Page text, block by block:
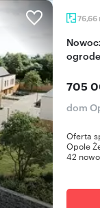
76,66
Nowoczesny dom z pompą ciepła 76,66 m² z
705
dom
Oferta
Opole
42